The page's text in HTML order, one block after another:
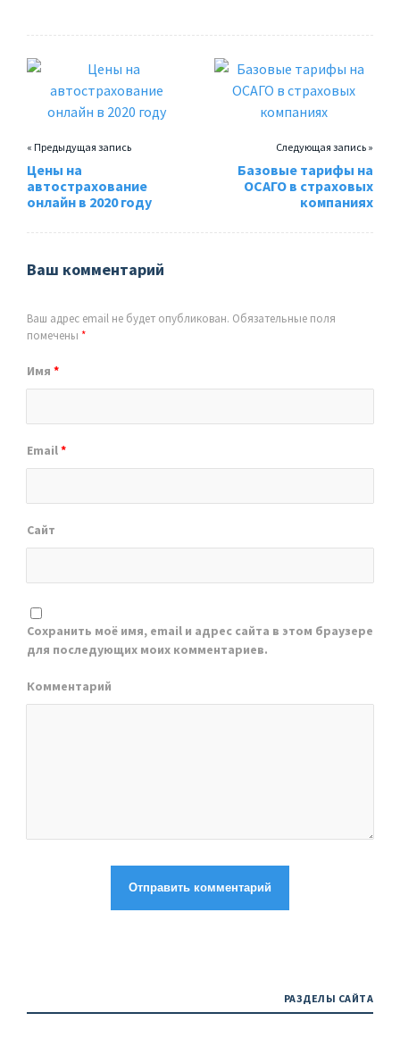
продавать.
« Предыдущая запись
Цены на
автострахование
онлайн в 2020 году
Следующая запись »
Базовые тарифы на
ОСАГО в страховых
компаниях
Ваш комментарий
Ваш адрес email не будет опубликован. Обязательные поля
помечены *
Имя *
Email*
Сайт
Сохранить моё имя, email и адрес сайта в этом браузере
для последующих моих комментариев.
Комментарий
РАЗДЕЛЫ САЙТА